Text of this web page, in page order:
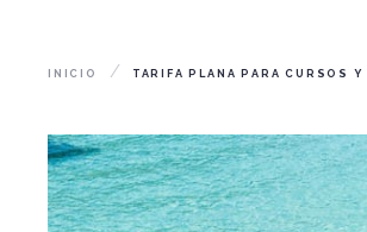
INICIO TARIFA PLANA PARA CURSOS